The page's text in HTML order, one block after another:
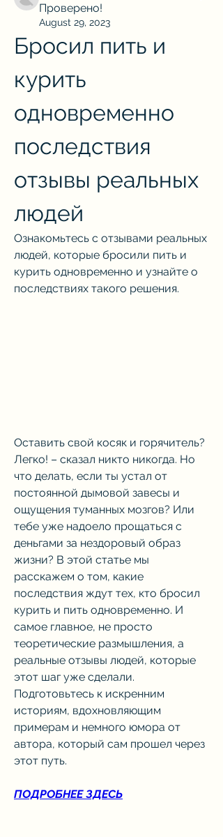
Проверено!
August 29, 2023
Бросил пить и
курить
одновременно
последствия
отзывы реальных
людей
Ознакомьтесь с отзывами реальных
людей, которые бросили пить и
курить одновременно и узнайте о
последствиях такого решения.
Оставить свой косяк и горячитель?
Легко! – сказал никто никогда. Но
что делать, если ты устал от
постоянной дымовой завесы и
ощущения туманных мозгов? Или
тебе уже надоело прощаться с
деньгами за нездоровый образ
жизни? В этой статье мы
расскажем о том, какие
последствия ждут тех, кто бросил
курить и пить одновременно. И
самое главное, не просто
теоретические размышления, а
реальные отзывы людей, которые
этот шаг уже сделали.
Подготовьтесь к искренним
историям, вдохновляющим
примерам и немного юмора от
автора, который сам прошел через
этот путь.
ПОДРОБНЕЕ ЗДЕСЬ